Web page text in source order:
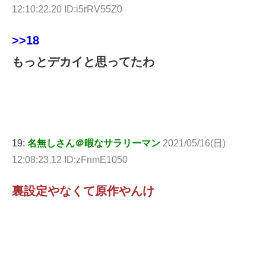
12:10:22.20 ID:i5rRV55Z0
>>18
もっとデカイと思ってたわ
19: 名無しさん＠暇なサラリーマン 2021/05/16(日)
12:08:23.12 ID:zFnmE1050
裏設定やなくて原作やんけ